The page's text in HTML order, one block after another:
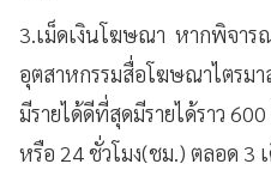
3.เม็ดเงินโฆษณา หากพิจาร
อุตสาหกรรมสื่อโฆษณาไตรม
มีรายได้ดีที่สุดมีรายได้ราว
หรือ 24 ชั่วโมง(ชม.) ตลอด 3